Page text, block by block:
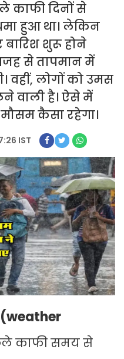
काफी दिनों से
हुआ था। लेकिन
शुरू होने
से तापमान में
वहीं, लोगों को उमस
वाली है। ऐसे में
कैसा रहेगा।
IST
(weather
काफी समय से